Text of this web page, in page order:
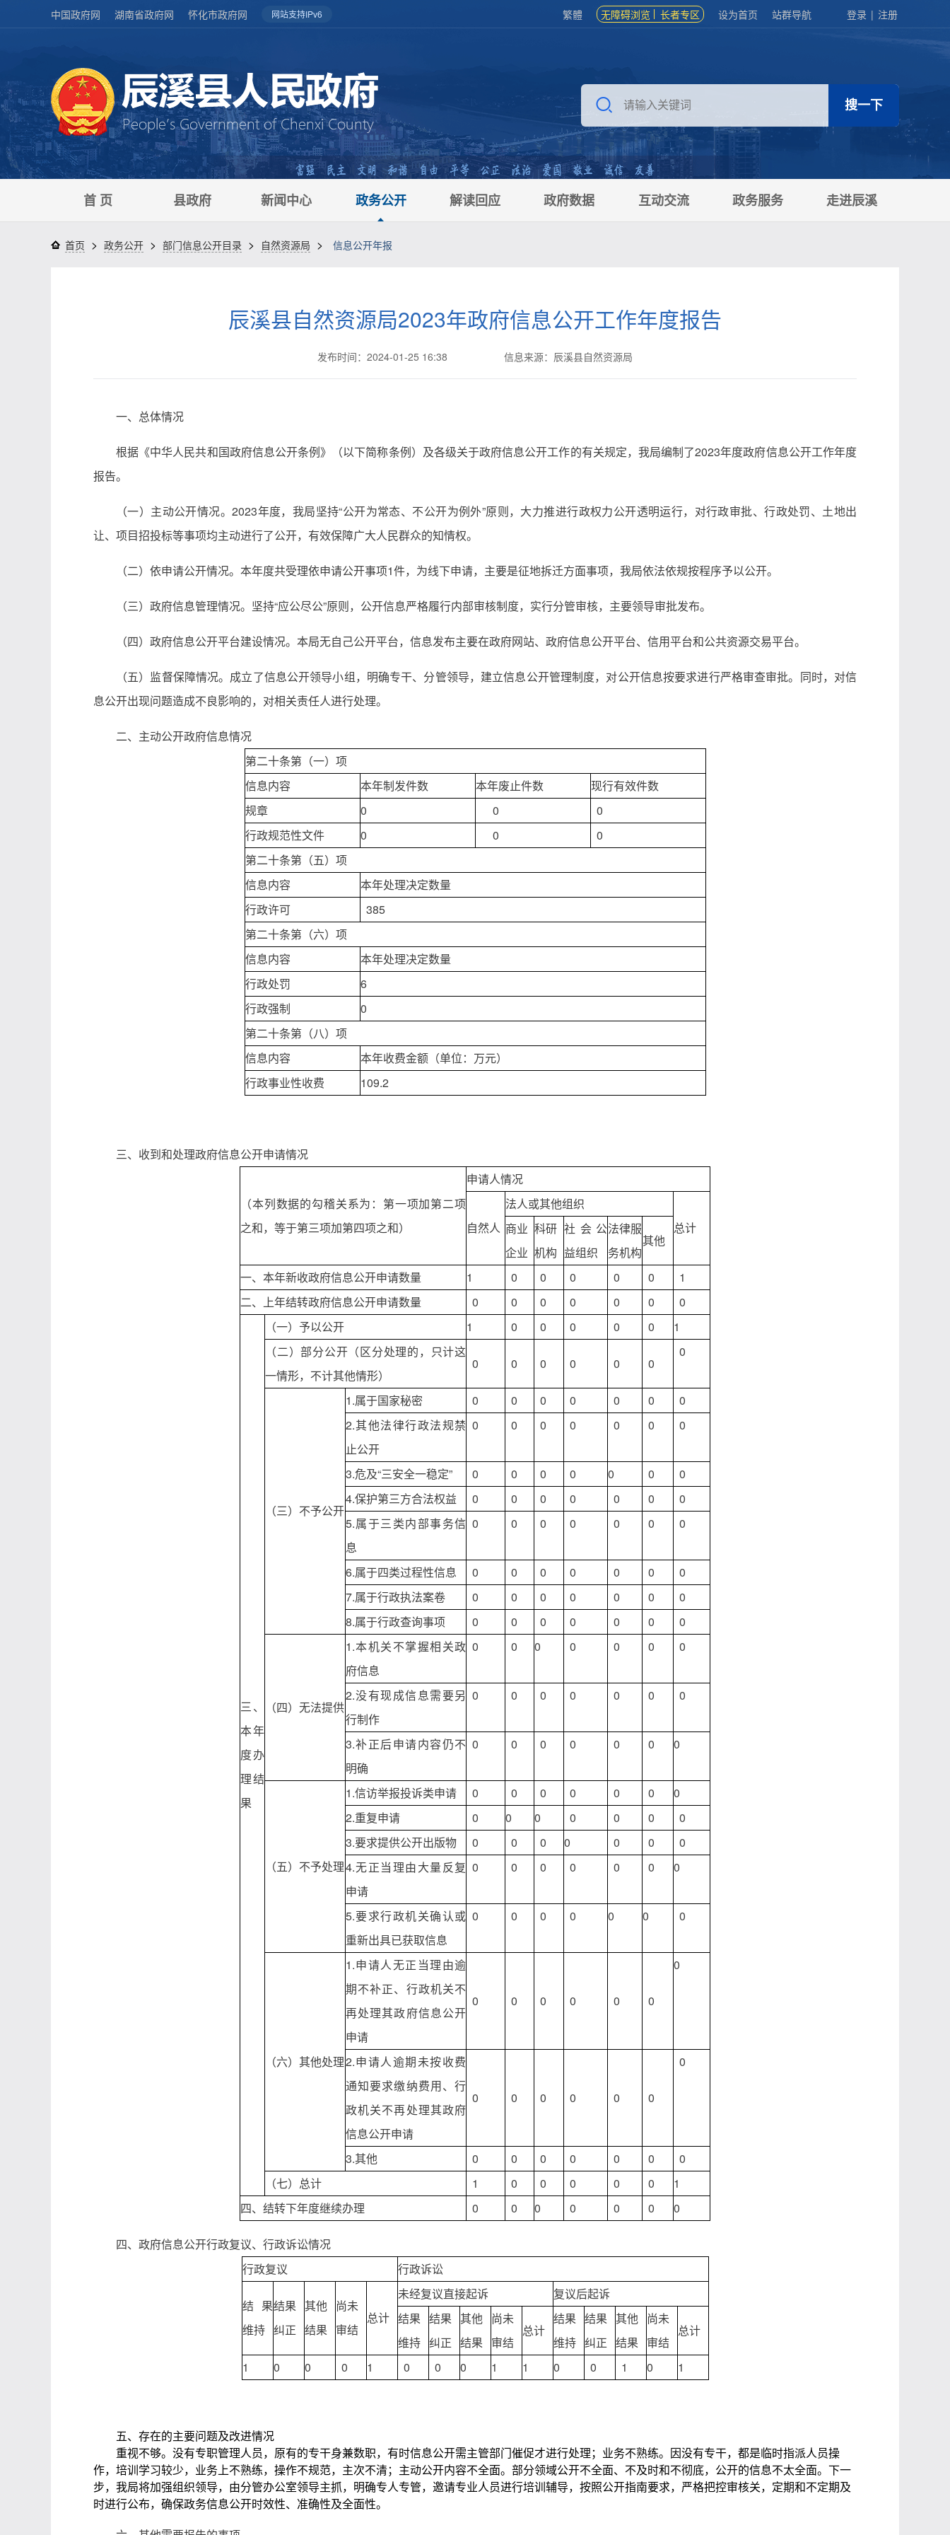
中国政府网 湖南省政府网 怀化市政府网 网站支持IPv6 繁體 无障碍浏览 长者专区 设为首页 站群导航 登录 | 注册
首 页 县政府 新闻中心 政务公开 解读回应 政府数据 互动交流 政务服务 走进辰溪
首页 > 政务公开 > 部门信息公开目录 > 自然资源局 > 信息公开年报
辰溪县自然资源局2023年政府信息公开工作年度报告
发布时间：2024-01-25 16:38 信息来源：辰溪县自然资源局
一、总体情况
根据《中华人民共和国政府信息公开条例》（以下简称条例）及各级关于政府信息公开工作的有关规定，我局编制了2023年度政府信息公开工作年度
报告。
（一）主动公开情况。2023年度，我局坚持“公开为常态、不公开为例外”原则，大力推进行政权力公开透明运行，对行政审批、行政处罚、土地出
让、项目招投标等事项均主动进行了公开，有效保障广大人民群众的知情权。
（二）依申请公开情况。本年度共受理依申请公开事项1件，为线下申请，主要是征地拆迁方面事项，我局依法依规按程序予以公开。
（三）政府信息管理情况。坚持“应公尽公”原则，公开信息严格履行内部审核制度，实行分管审核，主要领导审批发布。
（四）政府信息公开平台建设情况。本局无自己公开平台，信息发布主要在政府网站、政府信息公开平台、信用平台和公共资源交易平台。
（五）监督保障情况。成立了信息公开领导小组，明确专干、分管领导，建立信息公开管理制度，对公开信息按要求进行严格审查审批。同时，对信
息公开出现问题造成不良影响的，对相关责任人进行处理。
二、主动公开政府信息情况
第二十条第（一）项
信息内容
本年制发件数 本年废止件数
现行有效件数
规章
0 0
0
行政规范性文件
0 0
0
第二十条第（五）项
信息内容
本年处理决定数量
行政许可
385
第二十条第（六）项
信息内容
本年处理决定数量
行政处罚
6
行政强制
0
第二十条第（八）项
信息内容
本年收费金额（单位：万元）
行政事业性收费
109.2
三、收到和处理政府信息公开申请情况
（本列数据的勾稽关系为：第一项加第二项
之和，等于第三项加第四项之和）
申请人情况
自然人
法人或其他组织
总计
商业
企业
科研
机构
社会公
益组织
法律服
务机构
其他
一、本年新收政府信息公开申请数量 1 0 0 0 0 0
1
二、上年结转政府信息公开申请数量
0 0 0 0 0 0 0
三、
本年
度办
理结
果
（一）予以公开 1 0 0 0 0 0
1
（二）部分公开（区分处理的，只计这
一情形，不计其他情形）
0 0 0 0 0 0
0
（三）不予公开
1.属于国家秘密 0 0 0 0 0 0
0
2.其他法律行政法规禁
止公开
0 0 0 0 0 0 0
3.危及“三安全一稳定” 0 0 0 0 0 0
0
4.保护第三方合法权益
0 0 0 0 0 0
0
5.属于三类内部事务信
息
0 0 0 0 0 0 0
6.属于四类过程性信息 0 0 0 0 0 0
0
7.属于行政执法案卷
0 0 0 0 0 0
0
8.属于行政查询事项
0 0 0 0 0 0 0
（四）无法提供
1.本机关不掌握相关政
府信息
0 0 0 0 0 0 0
2.没有现成信息需要另
行制作
0 0 0 0 0 0 0
3.补正后申请内容仍不
明确
0 0 0 0 0 0 0
（五）不予处理
1.信访举报投诉类申请 0 0 0 0 0 0
0
2.重复申请
0 0 0 0 0 0
0
3.要求提供公开出版物
0 0 0 0 0 0
0
4.无正当理由大量反复
申请
0 0 0 0 0 0 0
5.要求行政机关确认或
重新出具已获取信息
0 0 0 0 0 0 0
（六）其他处理
1.申请人无正当理由逾
期不补正、行政机关不
再处理其政府信息公开
申请
0 0 0 0 0 0
0
2.申请人逾期未按收费
通知要求缴纳费用、行
政机关不再处理其政府
信息公开申请
0 0 0 0 0 0
0
3.其他 0 0 0 0 0 0
0
（七）总计
1 0 0 0 0 0
1
四、结转下年度继续办理
0 0 0 0 0 0 0
四、政府信息公开行政复议、行政诉讼情况
行政复议
行政诉讼
结果
维持
结果
纠正
其他
结果
尚未
审结
总计
未经复议直接起诉
复议后起诉
结果
维持
结果
纠正
其他
结果
尚未
审结
总计
结果
维持
结果
纠正
其他
结果
尚未
审结
总计
1 0 0 0 1 0 0 0 1 1 0 0 1 0 1
五、存在的主要问题及改进情况
重视不够。没有专职管理人员，原有的专干身兼数职，有时信息公开需主管部门催促才进行处理；业务不熟练。因没有专干，都是临时指派人员操
作，培训学习较少，业务上不熟练，操作不规范，主次不清；主动公开内容不全面。部分领域公开不全面、不及时和不彻底，公开的信息不太全面。下一
步，我局将加强组织领导，由分管办公室领导主抓，明确专人专管，邀请专业人员进行培训辅导，按照公开指南要求，严格把控审核关，定期和不定期及
时进行公布，确保政务信息公开时效性、准确性及全面性。